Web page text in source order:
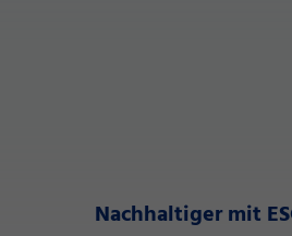
Nachhaltiger mit